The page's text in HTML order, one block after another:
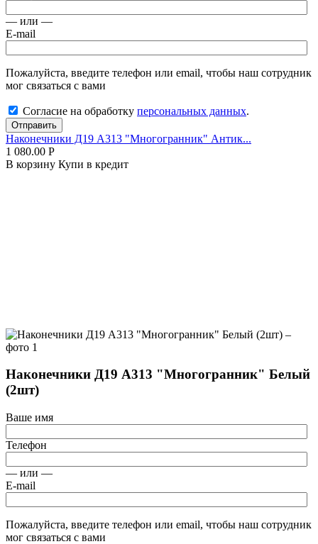
— или —
E-mail
Пожалуйста, введите телефон или email, чтобы наш сотрудник
мог связаться с вами
Согласие на обработку персональных данных.
Отправить
Наконечники Д19 А313 "Многогранник" Антик...
1 080.00 Р
В корзину Купи в кредит
Наконечники Д19 А313 "Многогранник" Белый
(2шт)
Ваше имя
Телефон
— или —
E-mail
Пожалуйста, введите телефон или email, чтобы наш сотрудник
мог связаться с вами